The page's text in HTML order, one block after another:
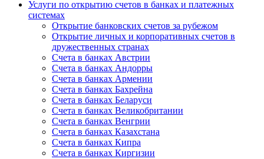
Услуги по открытию счетов в банках и платежных
системах
Открытие банковских счетов за рубежом
Открытие личных и корпоративных счетов в
дружественных странах
Счета в банках Австрии
Счета в банках Андорры
Счета в банках Армении
Счета в банках Бахрейна
Счета в банках Беларуси
Счета в банках Великобритании
Счета в банках Венгрии
Счета в банках Казахстана
Счета в банках Кипра
Счета в банках Киргизии